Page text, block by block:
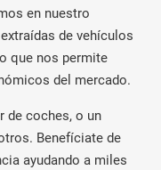
en nuestro
de vehículos
que nos permite
del mercado.
de coches, o un
Benefíciate de
ayudando a miles